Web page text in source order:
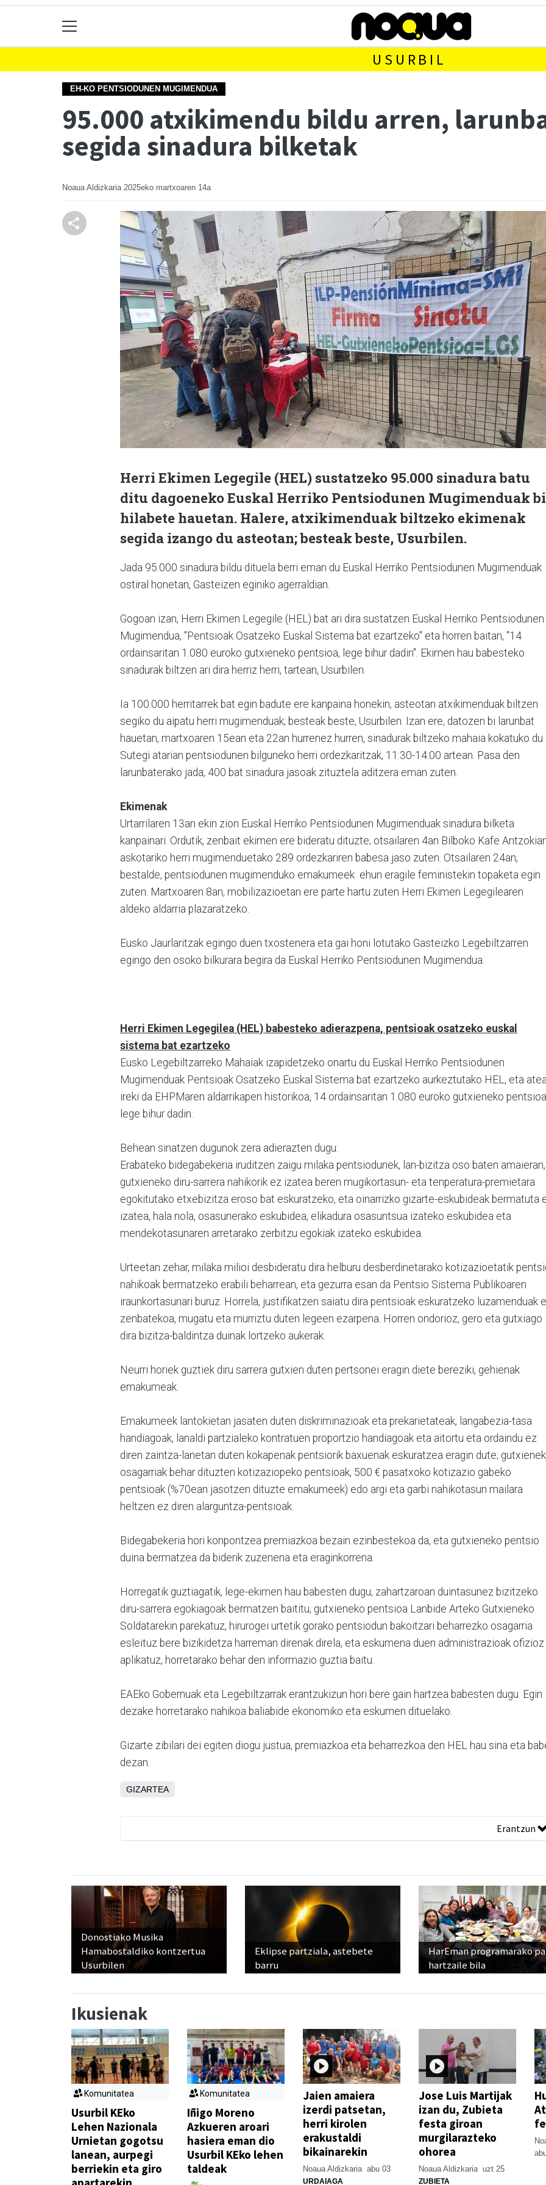
USURBIL
EH-KO PENTSIODUNEN MUGIMENDUA
95.000 atxikimendu bildu arren,
segida sinadura bilketak
Noaua Aldizkaria 2025eko martxoaren 14a
Herri Ekimen Legegile (HEL) sustatzeko 95.000 sinadura batu
ditu dagoeneko Euskal Herriko Pentsiodunen Mugimenduak bi
hilabete hauetan. Halere, atxikimenduak biltzeko ekimenak
segida izango du asteotan; besteak beste, Usurbilen.
Jada 95.000 sinadura bildu dituela berri eman du Euskal Herriko Pentsiodunen Mugimenduak
ostiral honetan, Gasteizen eginiko agerraldian.
Gogoan izan, Herri Ekimen Legegile (HEL) bat ari dira sustatzen Euskal Herriko Pentsiodunen
Mugimendua, "Pentsioak Osatzeko Euskal Sistema bat ezartzeko" eta horren baitan, "14
ordainsaritan 1.080 euroko gutxieneko pentsioa, lege bihur dadin". Ekimen hau babesteko
sinadurak biltzen ari dira herriz herri, tartean, Usurbilen.
Ia 100.000 herritarrek bat egin badute ere kanpaina honekin, asteotan atxikimenduak biltzen
segiko du aipatu herri mugimenduak; besteak beste, Usurbilen. Izan ere, datozen bi larunbat
hauetan, martxoaren 15ean eta 22an hurrenez hurren, sinadurak biltzeko mahaia kokatuko du
Sutegi atarian pentsiodunen bilguneko herri ordezkaritzak, 11:30-14:00 artean. Pasa den
larunbaterako jada, 400 bat sinadura jasoak zituztela aditzera eman zuten.
Ekimenak
Urtarrilaren 13an ekin zion Euskal Herriko Pentsiodunen Mugimenduak sinadura bilketa
kanpainari. Ordutik, zenbait ekimen ere bideratu dituzte; otsailaren 4an Bilboko Kafe
askotariko herri mugimenduetako 289 ordezkariren babesa jaso zuten. Otsailaren 24an,
bestalde, pentsiodunen mugimenduko emakumeek ehun eragile feministekin topaketa egin
zuten. Martxoaren 8an, mobilizazioetan ere parte hartu zuten Herri Ekimen Legegilearen
aldeko aldarria plazaratzeko.
Eusko Jaurlaritzak egingo duen txostenera eta gai honi lotutako Gasteizko Legebiltzarren
egingo den osoko bilkurara begira da Euskal Herriko Pentsiodunen Mugimendua.
Herri Ekimen Legegilea (HEL) babesteko adierazpena, pentsioak osatzeko euskal
sistema bat ezartzeko
Eusko Legebiltzarreko Mahaiak izapidetzeko onartu du Euskal Herriko Pentsiodunen
Mugimenduak Pentsioak Osatzeko Euskal Sistema bat ezartzeko aurkeztutako HEL, eta
ireki da EHPMaren aldarrikapen historikoa, 14 ordainsaritan 1.080 euroko gutxieneko
lege bihur dadin.
Behean sinatzen dugunok zera adierazten dugu:
Erabateko bidegabekeria iruditzen zaigu milaka pentsiodunek, lan-bizitza oso baten amaieran,
gutxieneko diru-sarrera nahikorik ez izatea beren mugikortasun- eta tenperatura-premietara
egokitutako etxebizitza eroso bat eskuratzeko, eta oinarrizko gizarte-eskubideak bermatuta
izatea, hala nola, osasunerako eskubidea, elikadura osasuntsua izateko eskubidea eta
mendekotasunaren arretarako zerbitzu egokiak izateko eskubidea.
Urteetan zehar, milaka milioi desbideratu dira helburu desberdinetarako kotizazioetatik
nahikoak bermatzeko erabili beharrean, eta gezurra esan da Pentsio Sistema Publikoaren
iraunkortasunari buruz. Horrela, justifikatzen saiatu dira pentsioak eskuratzeko luzamenduak
zenbatekoa, mugatu eta murriztu duten legeen ezarpena. Horren ondorioz, gero eta gutxiago
dira bizitza-baldintza duinak lortzeko aukerak.
Neurri horiek guztiek diru sarrera gutxien duten pertsonei eragin diete bereziki, gehienak
emakumeak.
Emakumeek lantokietan jasaten duten diskriminazioak eta prekarietateak, langabezia-tasa
handiagoak, lanaldi partzialeko kontratuen proportzio handiagoak eta aitortu eta ordaindu ez
diren zaintza-lanetan duten kokapenak pentsiorik baxuenak eskuratzea eragin dute;
osagarriak behar dituzten kotizaziopeko pentsioak, 500 € pasatxoko kotizazio gabeko
pentsioak (%70ean jasotzen dituzte emakumeek) edo argi eta garbi nahikotasun mailara
heltzen ez diren alarguntza-pentsioak.
Bidegabekeria hori konpontzea premiazkoa bezain ezinbestekoa da, eta gutxieneko pentsio
duina bermatzea da biderik zuzenena eta eraginkorrena.
Horregatik guztiagatik, lege-ekimen hau babesten dugu, zahartzaroan duintasunez bizitzeko
diru-sarrera egokiagoak bermatzen baititu, gutxieneko pentsioa Lanbide Arteko Gutxieneko
Soldatarekin parekatuz, hirurogei urtetik gorako pentsiodun bakoitzari beharrezko osagarria
esleituz bere bizikidetza harreman direnak direla, eta eskumena duen administrazioak ofizioz
aplikatuz, horretarako behar den informazio guztia baitu.
EAEko Gobernuak eta Legebiltzarrak erantzukizun hori bere gain hartzea babesten dugu. Egin
dezake horretarako nahikoa baliabide ekonomiko eta eskumen dituelako.
Gizarte zibilari dei egiten diogu justua, premiazkoa eta beharrezkoa den HEL hau sina eta
dezan.
GIZARTEA
Erantzun
Donostiako Musika
Hamabostaldiko kontzertua
Usurbilen
Eklipse partziala, astebete
barru
HarEman programarako
hartzaile bila
Ikusienak
Komunitatea
Usurbil KEko
Lehen Nazionala
Urnietan gogotsu
lanean, aurpegi
berriekin eta giro
Komunitatea
Iñigo Moreno
Azkueren aroari
hasiera eman dio
Usurbil KEko lehen
taldeak
Jaien amaiera
izerdi patsetan,
herri kirolen
erakustaldi
bikainarekin
Noaua Aldizkaria abu 03
URDAIAGA
Jose Luis Martijak
izan du, Zubieta
festa giroan
murgilarazteko
ohorea
Noaua Aldizkaria uzt 25
ZUBIETA